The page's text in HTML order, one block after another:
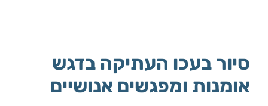
סיור בעכו העתיקה בדגש
אומנות ומפגשים אנושיים